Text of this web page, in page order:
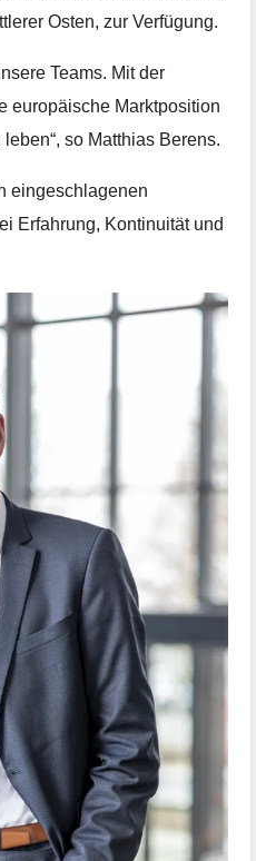
Osten, zur Verfügung.
Teams. Mit der
europäische Marktposition
so Matthias Berens.
eingeschlagenen
Erfahrung, Kontinuität und